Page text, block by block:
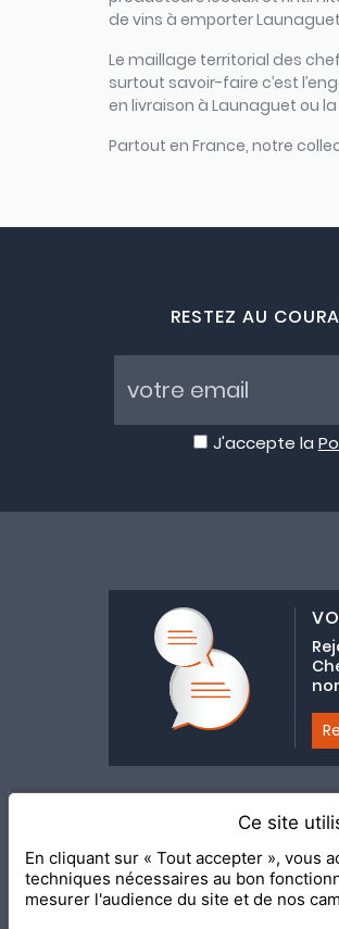
de vins à emporter
Le maillage territorial des
surtout savoir-faire c’est
en livraison à Launaguet ou
Partout en France, notre
RESTEZ AU
J'accepte la
2020 Le
Ce site
En cliquant sur « Tout accepter », vous
techniques nécessaires au bon
mesurer l'audience du site et de nos